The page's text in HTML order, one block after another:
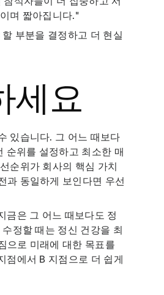
며 짧아집니다."
부분을 결정하고 더 현실
세요
있습니다. 그 어느 때보다
순위를 설정하고 최소한 매
순위가 회사의 핵심 가치
과 동일하게 보인다면 우선
금은 그 어느 때보다도 정
정할 때는 정신 건강을 최
으로 미래에 대한 목표를
점에서 B 지점으로 더 쉽게